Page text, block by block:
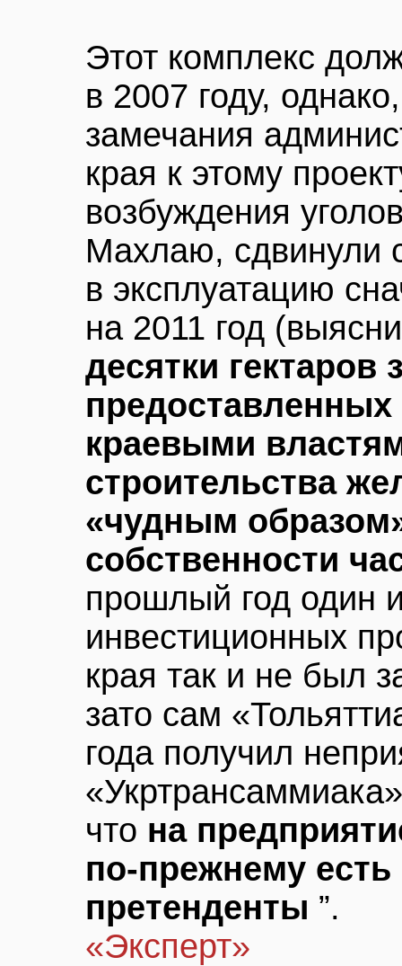
Этот комплекс
в 2007 году,
замечания
края к этому
возбуждения
Махлаю, сдвинули
в эксплуатацию
на 2011 год
десятки гектаров
краевыми
строительства
«чудным
собственности
прошлый год один
инвестиционных
края так и не был
зато сам
года получил
что на
по-прежнему
претенденты ”.
«Эксперт»